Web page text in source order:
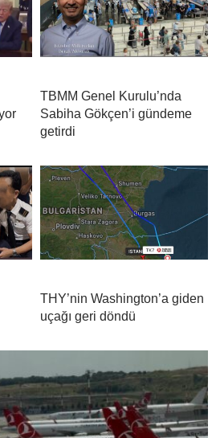
TBMM Genel Kurulu’nda
Sabiha Gökçen’i gündeme
getirdi
THY’nin Washington’a giden
uçağı geri döndü